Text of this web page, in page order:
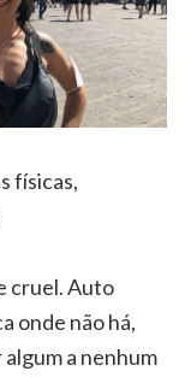
físicas,
cruel. Auto
onde não há,
a nenhum